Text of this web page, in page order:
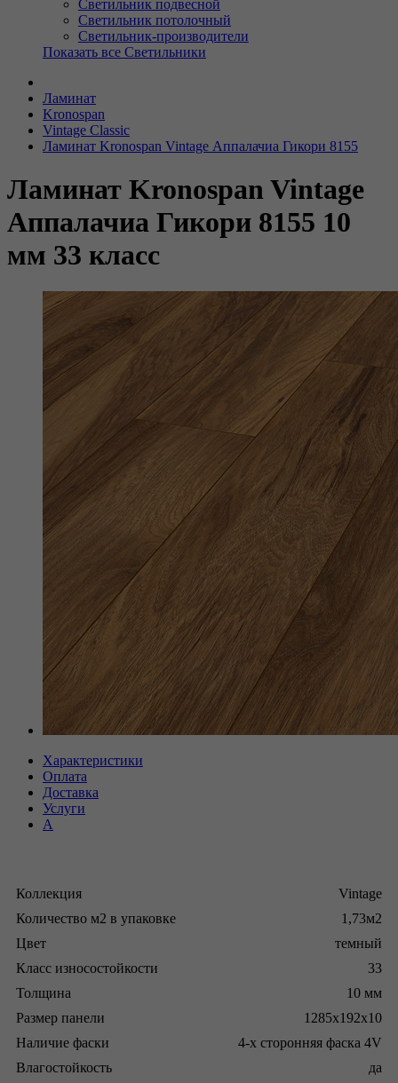
Светильник подвесной
Светильник потолочный
Светильник-производители
Показать все Светильники
Ламинат
Kronospan
Vintage Classic
Ламинат Kronospan Vintage Аппалачиа Гикори 8155
Ламинат Kronospan Vintage
Аппалачиа Гикори 8155 10
мм 33 класс
Характеристики
Оплата
Доставка
Услуги
А
Коллекция
Vintage
Количество м2 в упаковке
1,73м2
Цвет
темный
Класс износостойкости
33
Толщина
10 мм
Размер панели
1285x192x10
Наличие фаски
4-х сторонняя фаска 4V
Влагостойкость
да